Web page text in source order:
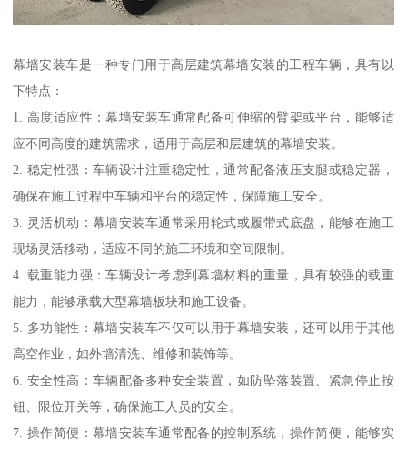
幕墙安装车是一种专门用于高层建筑幕墙安装的工程车辆，具有以
下特点：
1. 高度适应性：幕墙安装车通常配备可伸缩的臂架或平台，能够适
应不同高度的建筑需求，适用于高层和层建筑的幕墙安装。
2. 稳定性强：车辆设计注重稳定性，通常配备液压支腿或稳定器，
确保在施工过程中车辆和平台的稳定性，保障施工安全。
3. 灵活机动：幕墙安装车通常采用轮式或履带式底盘，能够在施工
现场灵活移动，适应不同的施工环境和空间限制。
4. 载重能力强：车辆设计考虑到幕墙材料的重量，具有较强的载重
能力，能够承载大型幕墙板块和施工设备。
5. 多功能性：幕墙安装车不仅可以用于幕墙安装，还可以用于其他
高空作业，如外墙清洗、维修和装饰等。
6. 安全性高：车辆配备多种安全装置，如防坠落装置、紧急停止按
钮、限位开关等，确保施工人员的安全。
7. 操作简便：幕墙安装车通常配备的控制系统，操作简便，能够实